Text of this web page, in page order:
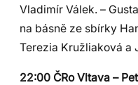
Vladimír Válek. –
na básně ze sbírky
Terezia Kružliaková a
22:00 ČRo Vltava –